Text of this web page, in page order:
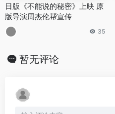
日版《不能说的秘密》上映 原
版导演周杰伦帮宣传
35
暂无评论